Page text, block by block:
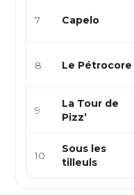
7 Capelo
8 Le Pétrocore
9
La Tour de
Pizz’
10
Sous les
tilleuls